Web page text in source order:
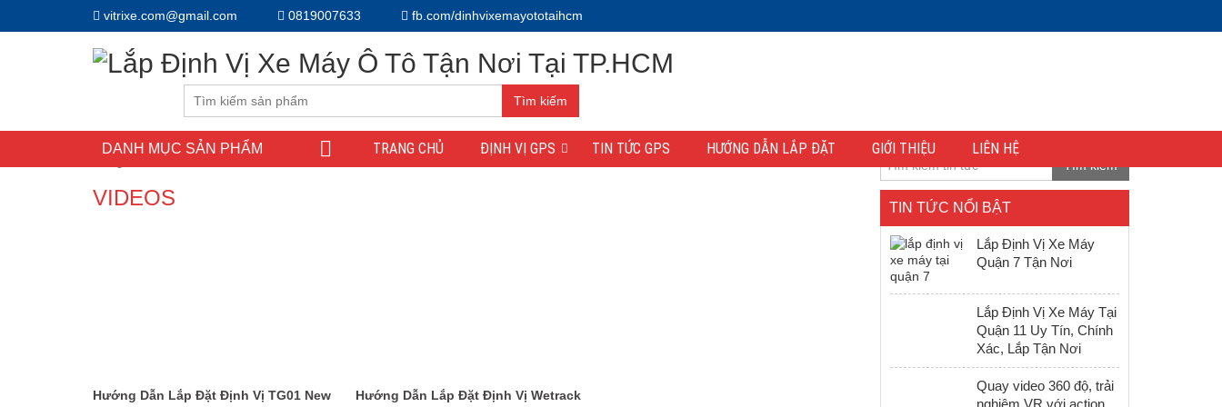
vitrixe.com@gmail.com 0819007633 fb.com/dinhvixemayototaihcm
Tìm kiếm
DANH MỤC SẢN PHẨM TRANG CHỦ ĐỊNH VỊ GPS TIN TỨC GPS HƯỚNG DẪN LẮP ĐẶT GIỚI THIỆU LIÊN HỆ
VIDEOS
Hướng Dẫn Lắp Đặt Định Vị TG01 New
Hướng Dẫn Lắp Đặt Định Vị Wetrack
Tìm kiếm
TIN TỨC NỔI BẬT
Lắp Định Vị Xe Máy
Quận 7 Tận Nơi
Lắp Định Vị Xe Máy Tại
Quận 11 Uy Tín, Chính
Xác, Lắp Tận Nơi
Quay video 360 độ, trải
nghiệm VR với action